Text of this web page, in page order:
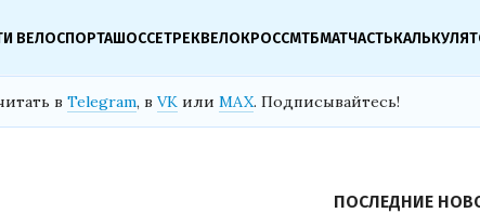
ВЕЛОСПОРТАШОССЕТРЕКВЕЛОКРОССМТБМАТЧАСТЬ
в Telegram, в VK или MAX. Подписывайтесь!
ПОСЛЕДНИЕ